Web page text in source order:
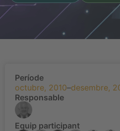
Període
octubre, 2010–desembre,
Responsable
Equip participant